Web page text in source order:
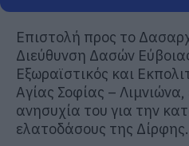
Επιστολή προς το
Διεύθυνση Δασών
Εξωραϊστικός και
Αγίας Σοφίας –
ανησυχία του για την
ελατοδάσους της Δίρφης.